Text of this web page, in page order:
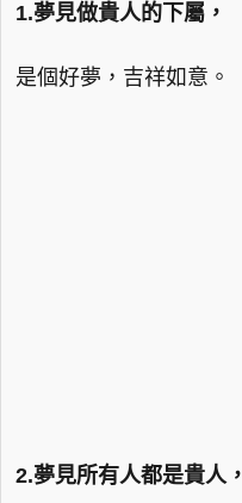
1.夢見做貴人的下屬，
是個好夢，吉祥如意。
2.夢見所有人都是貴人，